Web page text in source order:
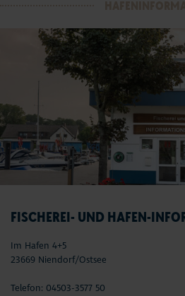
FISCHEREI- UND HAFEN-
Im Hafen 4+5
23669 Niendorf/Ostsee
Telefon: 04503-3577 50